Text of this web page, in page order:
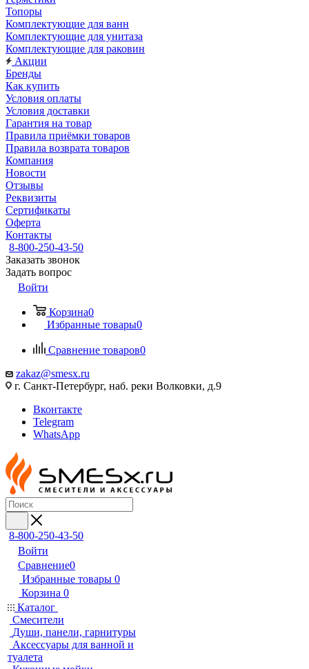
Топоры
Комплектующие для ванн
Комплектующие для унитаза
Комплектующие для раковин
Акции
Бренды
Как купить
Условия оплаты
Условия доставки
Гарантия на товар
Правила приёмки товаров
Правила возврата товаров
Компания
Новости
Отзывы
Реквизиты
Сертификаты
Оферта
Контакты
8-800-250-43-50
Заказать звонок
Задать вопрос
Войти
Корзина0
Избранные товары0
Сравнение товаров0
zakaz@smesx.ru
г. Санкт-Петербург, наб. реки Волковки, д.9
Вконтакте
Telegram
WhatsApp
8-800-250-43-50
Войти
Сравнение0
Избранные товары 0
Корзина 0
Каталог
Смесители
Души, панели, гарнитуры
Аксессуары для ванной и
туалета